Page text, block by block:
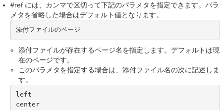
#ref には、カンマで区切って下記のパラメタを指定できます。パラ
メタを省略した場合はデフォルト値となります。
添付ファイルのページ
添付ファイルが存在するページ名を指定します。デフォルトは現
在のページです。
このパラメタを指定する場合は、添付ファイル名の次に記述しま
す。
left
center